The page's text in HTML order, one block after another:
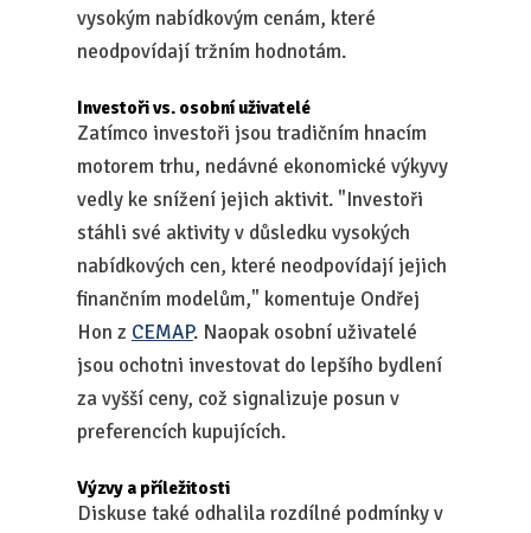
vysokým nabídkovým cenám, které
neodpovídají tržním hodnotám.
Investoři vs. osobní uživatelé
Zatímco investoři jsou tradičním hnacím
motorem trhu, nedávné ekonomické výkyvy
vedly ke snížení jejich aktivit. "Investoři
stáhli své aktivity v důsledku vysokých
nabídkových cen, které neodpovídají jejich
finančním modelům," komentuje Ondřej
Hon z CEMAP. Naopak osobní uživatelé
jsou ochotni investovat do lepšího bydlení
za vyšší ceny, což signalizuje posun v
preferencích kupujících.
Výzvy a příležitosti
Diskuse také odhalila rozdílné podmínky v